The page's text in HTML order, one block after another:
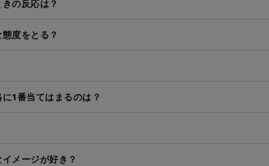
の反応は？
度をとる？
1番当てはまるのは？
メージが好き？